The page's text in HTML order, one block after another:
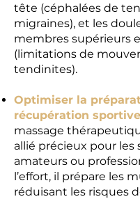
tête (céphalées de
migraines), et les
membres supérieurs
(limitations de
tendinites).
Optimiser la
récupération
massage
allié précieux pour les
amateurs ou
l’effort, il prépare les
réduisant les risques